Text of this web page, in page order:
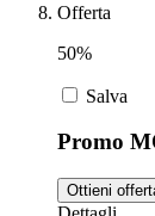
Offerta
50%
Salva
Promo
Ottieni